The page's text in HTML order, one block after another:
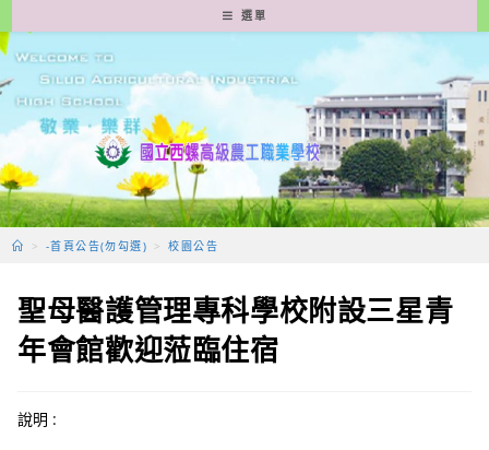
轉
至
要
容
選單
> -首頁公告(勿勾選) > 校園公告
聖母醫護管理專科學校附設三星青
年會館歡迎蒞臨住宿
說明 :